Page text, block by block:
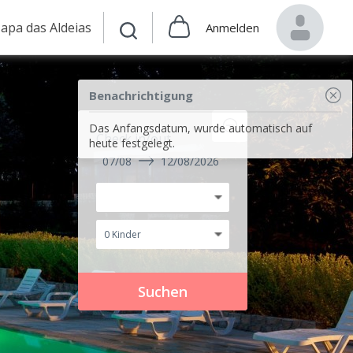
das Aldeias Anmelden
Benachrichtigung
Das Anfangsdatum, wurde automatisch auf
heute festgelegt.
Check in/out
07/08 12/08/2026